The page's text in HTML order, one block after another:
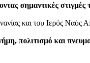
σημαντικές στιγμές
και του Ιερός
πολιτισμό και